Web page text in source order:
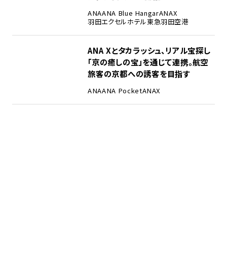
ANAANA Blue HangarANAX
羽田エクセルホテル東急羽田空港
ANA Xとタカラッシュ、リアル宝探し
「京の癒しの宝」を通じて連携。航空
旅客の京都への誘客を目指す
ANAANA PocketANAX